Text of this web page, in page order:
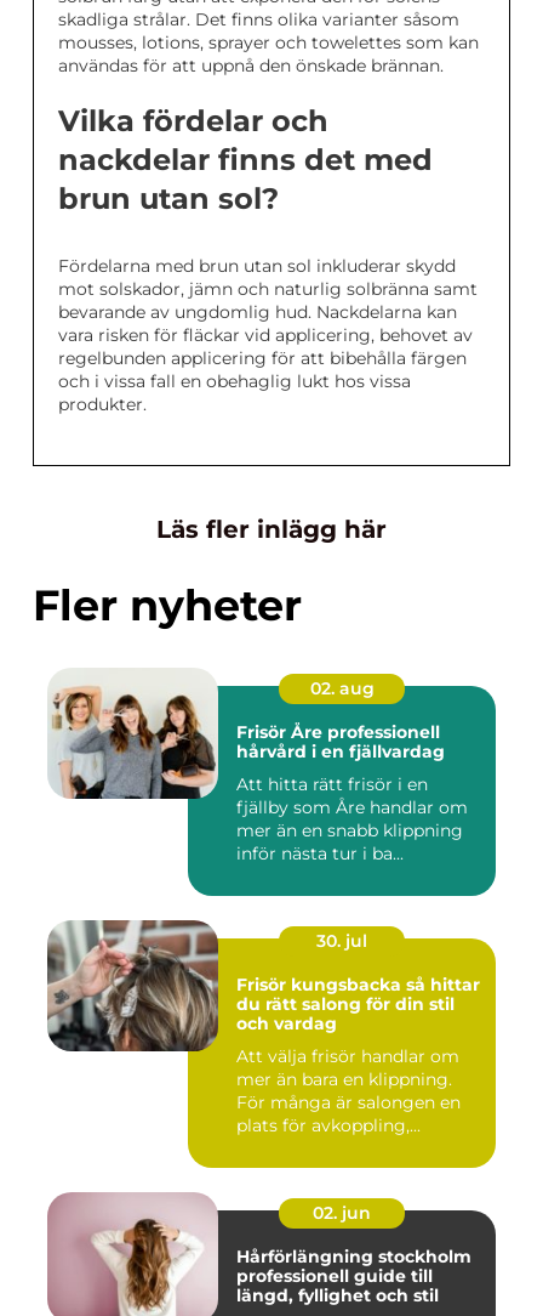
skadliga strålar. Det finns olika varianter såsom
mousses, lotions, sprayer och towelettes som kan
användas för att uppnå den önskade brännan.
Vilka fördelar och
nackdelar finns det med
brun utan sol?
Fördelarna med brun utan sol inkluderar skydd
mot solskador, jämn och naturlig solbränna samt
bevarande av ungdomlig hud. Nackdelarna kan
vara risken för fläckar vid applicering, behovet av
regelbunden applicering för att bibehålla färgen
och i vissa fall en obehaglig lukt hos vissa
produkter.
Läs fler inlägg här
Fler nyheter
02. aug
Frisör Åre professionell
hårvård i en fjällvardag
Att hitta rätt frisör i en
fjällby som Åre handlar om
mer än en snabb klippning
inför nästa tur i ba...
30. jul
Frisör kungsbacka så hittar
du rätt salong för din stil
och vardag
Att välja frisör handlar om
mer än bara en klippning.
För många är salongen en
plats för avkoppling,...
02. jun
Hårförlängning stockholm
professionell guide till
längd, fyllighet och stil